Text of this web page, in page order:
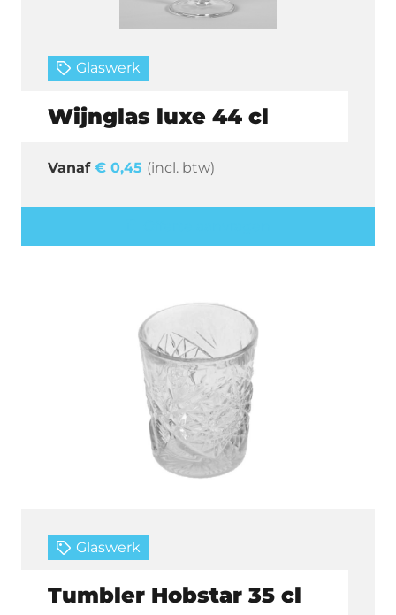
Glaswerk
Wijnglas luxe 44 cl
€ 0,45 (incl. btw)
Glaswerk
Tumbler Hobstar 35 cl